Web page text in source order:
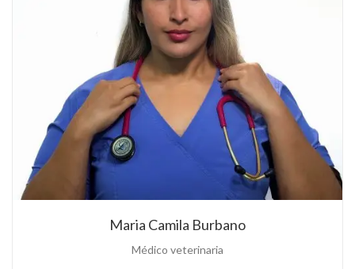
Maria Camila Burbano
Médico veterinaria